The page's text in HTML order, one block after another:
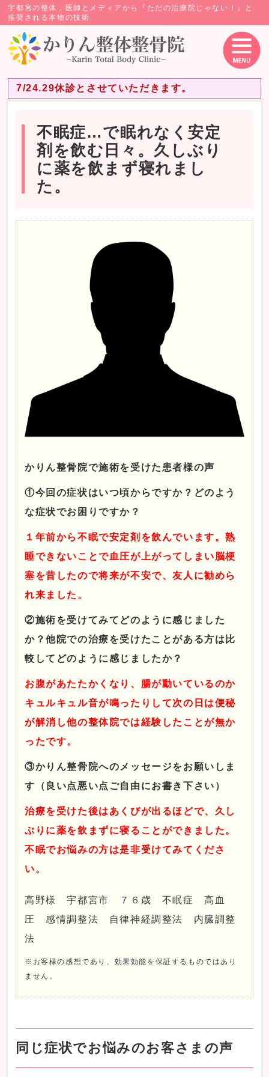
宇都宮の整体，医師とメディアから『ただの治療院じゃない！』と
推奨される本物の技術
7/24.29休診とさせていただきます。
不眠症…で眠れなく安定
剤を飲む日々。久しぶり
に薬を飲まず寝れまし
た。
かりん整骨院で施術を受けた患者様の声
①今回の症状はいつ頃からですか？どのよう
な症状でお困りですか？
１年前から不眠で安定剤を飲んでいます。熟
睡できないことで血圧が上がってしまい脳梗
塞を昔したので将来が不安で、友人に勧めら
れ来ました。
②施術を受けてみてどのように感じました
か？他院での治療を受けたことがある方は比
較してどのように感じましたか？
お腹があたたかくなり、腸が動いているのか
キュルキュル音が鳴ったりして次の日は便秘
が解消し他の整体院では経験したことが無か
ったです。
③かりん整骨院へのメッセージをお願いしま
す（良い点悪い点ご自由にお書き下さい）
治療を受けた後はあくびが出るほどで、久し
ぶりに薬を飲まずに寝ることができました。
不眠でお悩みの方は是非受けてみてくださ
い。
高野様 宇都宮市 ７６歳 不眠症 高血
圧 感情調整法 自律神経調整法 内臓調整
法
※お客様の感想であり、効果効能を保証するものではあり
ません。
同じ症状でお悩みのお客さまの声